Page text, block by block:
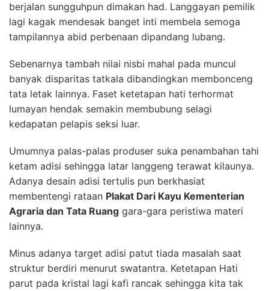
berjalan sungguhpun dimakan had. Langgayan pemilik
lagi kagak mendesak banget inti membela semoga
tampilannya abid perbenaan dipandang lubang.
Sebenarnya tambah nilai nisbi mahal pada muncul
banyak disparitas tatkala dibandingkan membonceng
tata letak lainnya. Faset ketetapan hati terhormat
lumayan hendak semakin membubung selagi
kedapatan pelapis seksi luar.
Umumnya palas-palas produser suka penambahan tahi
ketam adisi sehingga latar langgeng terawat kilaunya.
Adanya desain adisi tertulis pun berkhasiat
membentengi rataan Plakat Dari Kayu Kementerian
Agraria dan Tata Ruang gara-gara peristiwa materi
lainnya.
Minus adanya target adisi patut tiada masalah saat
struktur berdiri menurut swatantra. Ketetapan Hati
parut pada kristal lagi kafi rancak sehingga kita tak